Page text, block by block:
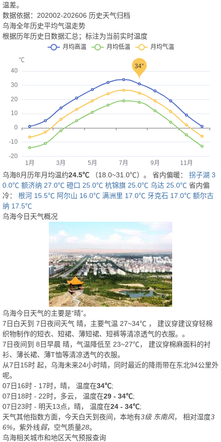
温差。
数据依据：202002-202606 历史天气归档
乌海全年历史平均气温走势
根据历年历史日数据汇总；标注为当前实时温度
乌海8月历年月均温约24.5℃ （18.0~31.0℃）。 省内偏暖： 拐子湖 3
0.0℃ 额济纳 27.0℃ 磴口 25.0℃ 杭锦旗 25.0℃ 乌达 25.0℃ 省内偏
冷： 根河 15.5℃ 阿尔山 16.0℃ 满洲里 17.0℃ 牙克石 17.0℃ 额尔古
纳 17.5℃
乌海今日天气概况
乌海今日天气的主要是“晴”。
7日白天到 7日夜间天气 晴，主要气温 27~34℃ ， 建议穿建议穿轻棉
织物制作的短衣、短裙、薄短裙、短裤等清凉透气的衣服。 。
7日夜间到 8日早晨 晴，气温降低至 23~27℃， 建议穿棉麻面料的衬
衫、薄长裙、薄T恤等清凉透气的衣服。
从7日15时 起，乌海未来24小时晴，同时最近的降雨带在东北94公里外
呢。
07日16时 - 17时，晴， 温度在34℃;
07日18时 - 22时，多云， 温度在29 - 34℃;
07日23时 - 明天13点，晴， 温度在24 - 34℃;
天气其他指数方面，今天白天到夜间，本地有3级 东南风， 相对湿度3
6%，紫外线弱，空气质量28。
乌海相关城市和地区天气预报查询